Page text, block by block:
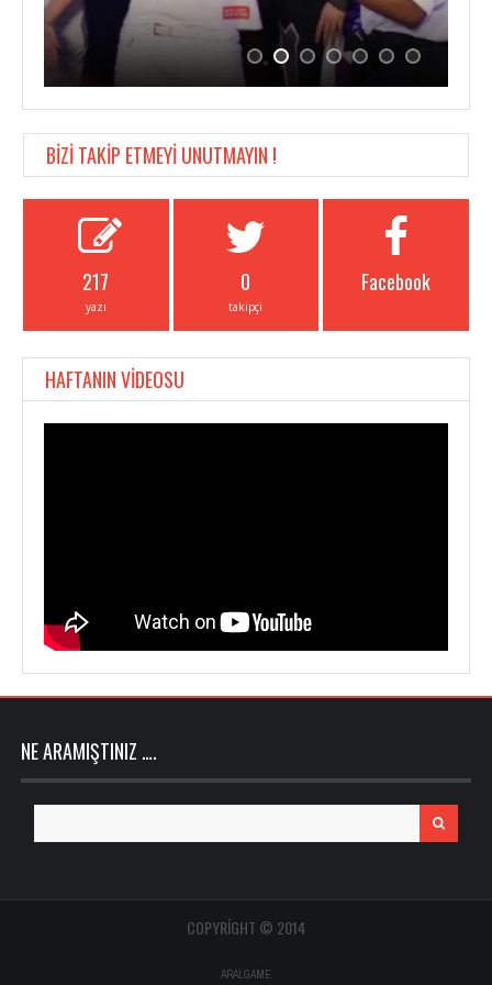
BİZİ TAKİP ETMEYİ UNUTMAYIN !
217
yazı
0
takipçi
Facebook
HAFTANIN VİDEOSU
NE ARAMIŞTINIZ ….
for:
COPYRIGHT © 2014
ARALGAME